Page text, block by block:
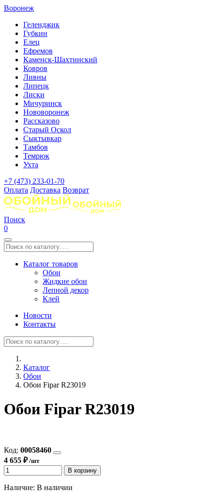
Воронеж
Геленджик
Губкин
Елец
Ефремов
Каменск-Шахтинский
Ковров
Ливны
Липецк
Лиски
Мичуринск
Нововоронеж
Рассказово
Старый Оскол
Сыктывкар
Тамбов
Темрюк
Ухта
+7 (473) 233-01-70
Оплата Доставка Возврат
Поиск
0
Каталог товаров
Обои
Жидкие обои
Лепной декор
Клей
Новости
Контакты
Каталог
Обои
Обои Fipar R23019
Обои Fipar R23019
Код: 00058460
4 655 ₽/шт
В корзину
Наличие: В наличии